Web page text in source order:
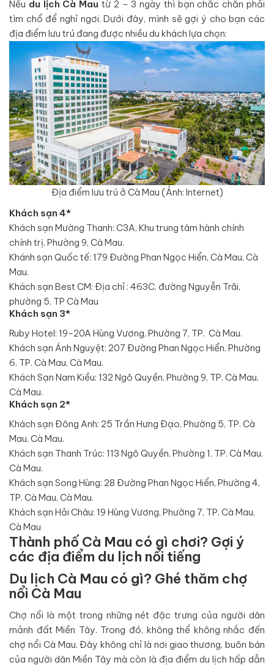
Nếu du lịch Cà Mau từ 2 – 3 ngày thì bạn chắc chắn phải
tìm chổ để nghỉ ngơi. Dưới đây, mình sẽ gợi ý cho bạn các
địa điểm lưu trú đang được nhiều du khách lựa chọn:
Địa điểm lưu trú ở Cà Mau (Ảnh: Internet)
Khách sạn 4*
Khách sạn Mường Thanh: C3A, Khu trung tâm hành chính
chính trị, Phường 9, Cà Mau.
Khánh sạn Quốc tế: 179 Đường Phan Ngọc Hiển, Cà Mau, Cà
Mau.
Khách sạn Best CM: Địa chỉ : 463C, đường Nguyễn Trãi,
phường 5, TP Cà Mau
Khách sạn 3*
Ruby Hotel: 19-20A Hùng Vương, Phường 7, TP. Cà Mau.
Khách sạn Ánh Nguyệt: 207 Đường Phan Ngọc Hiển, Phường
6, TP. Cà Mau, Cà Mau.
Khách Sạn Nam Kiều: 132 Ngô Quyền, Phường 9, TP. Cà Mau,
Cà Mau.
Khách sạn 2*
Khách sạn Đông Anh: 25 Trần Hưng Đạo, Phường 5, TP. Cà
Mau, Cà Mau.
Khách sạn Thanh Trúc: 113 Ngô Quyền, Phường 1, TP. Cà Mau,
Cà Mau.
Khách sạn Song Hùng: 28 Đường Phan Ngọc Hiển, Phường 4,
TP. Cà Mau, Cà Mau.
Khách sạn Hải Châu: 19 Hùng Vương, Phường 7, TP. Cà Mau,
Cà Mau
Thành phố Cà Mau có gì chơi? Gợi ý
các địa điểm du lịch nổi tiếng
Du lịch Cà Mau có gì? Ghé thăm chợ
nổi Cà Mau
Chợ nổi là một trong những nét đặc trưng của người dân
mảnh đất Miền Tây. Trong đó, không thể không nhắc đến
chợ nổi Cà Mau. Đây không chỉ là nơi giao thương, buôn bán
của người dân Miền Tây mà còn là địa điểm du lịch hấp dẫn